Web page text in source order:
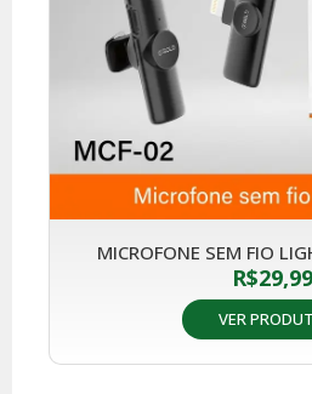
MICROFONE SEM FIO
R$29,99
VER